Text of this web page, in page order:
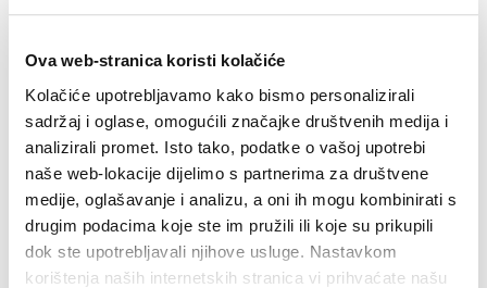
Ova web-stranica koristi kolačiće
Kolačiće upotrebljavamo kako bismo personalizirali
sadržaj i oglase, omogućili značajke društvenih medija i
analizirali promet. Isto tako, podatke o vašoj upotrebi
naše web-lokacije dijelimo s partnerima za društvene
medije, oglašavanje i analizu, a oni ih mogu kombinirati s
drugim podacima koje ste im pružili ili koje su prikupili
dok ste upotrebljavali njihove usluge. Nastavkom
korištenja naših internetskih stranica vi prihvaćate našu